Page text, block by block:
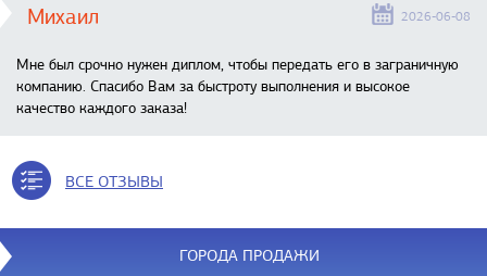
Михаил 2026-06-08
Мне был срочно нужен диплом, чтобы передать его в заграничную
компанию. Спасибо Вам за быстроту выполнения и высокое
качество каждого заказа!
ВСЕ ОТЗЫВЫ
ГОРОДА ПРОДАЖИ